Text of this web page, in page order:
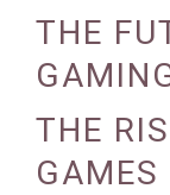
THE
THE